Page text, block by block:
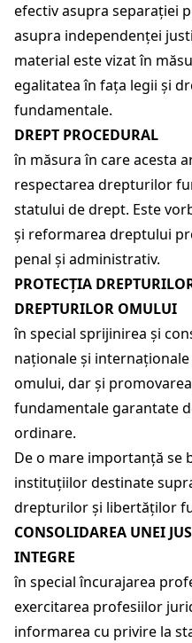
efectiv asupra separației
asupra independenței
material este vizat în
egalitatea în fața legii și
fundamentale.
DREPT PROCEDURAL
în măsura în care acesta
respectarea drepturilor
statului de drept. Este
și reformarea dreptului
penal și administrativ.
PROTECȚIA
DREPTURILOR OMULUI
în special sprijinirea și
naționale și
omului, dar și
fundamentale garantate
ordinare.
De o mare importanță se
instituțiilor destinate
drepturilor și libertăților
CONSOLIDAREA UNEI
INTEGRE
în special încurajarea
exercitarea profesiilor
informarea cu privire la